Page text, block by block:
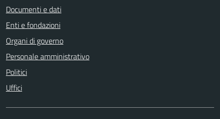
Documenti e dati
Enti e fondazioni
Organi di governo
Personale amministrativo
Politici
Uffici